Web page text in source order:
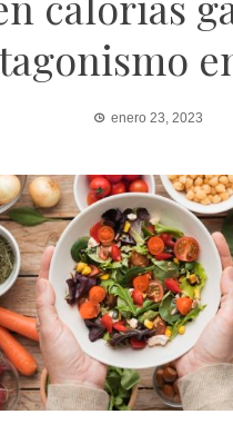
enero 23, 2023